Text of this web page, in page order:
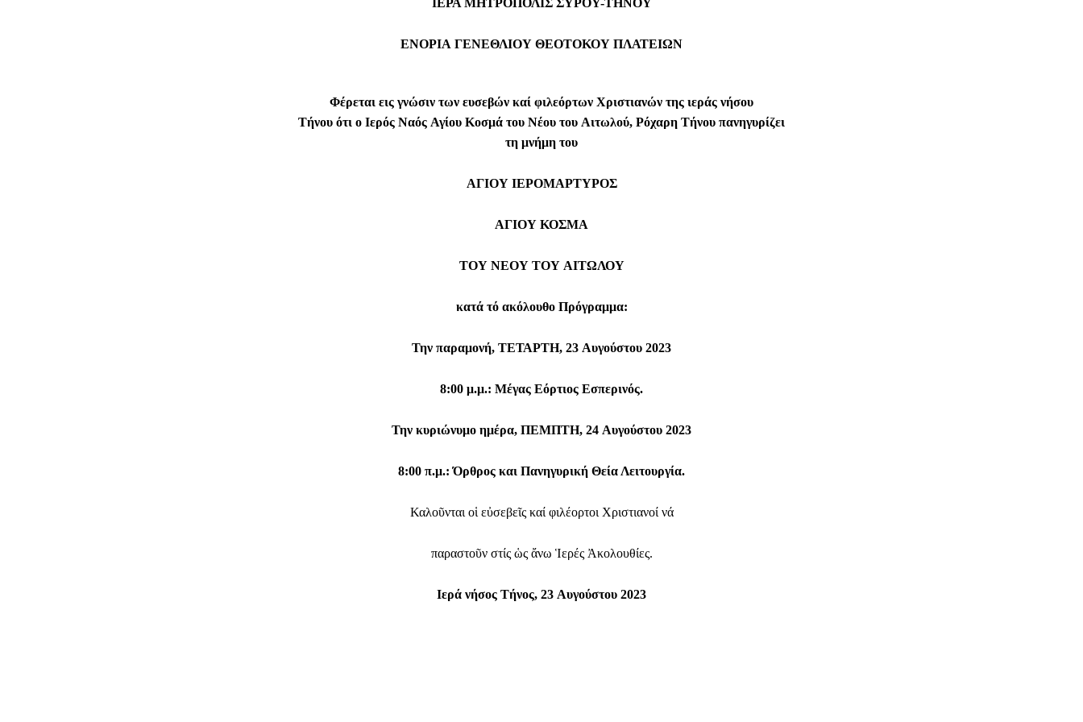
ΕΝΟΡΙΑ ΓΕΝΕΘΛΙΟΥ ΘΕΟΤΟΚΟΥ ΠΛΑΤΕΙΩΝ
Φέρεται εις γνώσιν των ευσεβών καί φιλεόρτων Χριστιανών της ιεράς νήσου
Τήνου ότι ο Ιερός Ναός Αγίου Κοσμά του Νέου του Αιτωλού, Ρόχαρη Τήνου πανηγυρίζει
τη μνήμη του
ΑΓΙΟΥ ΙΕΡΟΜΑΡΤΥΡΟΣ
ΑΓΙΟΥ ΚΟΣΜΑ
ΤΟΥ ΝΕΟΥ ΤΟΥ ΑΙΤΩΛΟΥ
κατά τό ακόλουθο Πρόγραμμα:
Την παραμονή, ΤΕΤΑΡΤΗ, 23 Αυγούστου 2023
8:00 μ.μ.: Μέγας Εόρτιος Εσπερινός.
Την κυριώνυμο ημέρα, ΠΕΜΠΤΗ, 24 Αυγούστου 2023
8:00 π.μ.: Όρθρος και Πανηγυρική Θεία Λειτουργία.
Καλοῦνται οἱ εὐσεβεῖς καί φιλέορτοι Χριστιανοί νά
παραστοῦν στίς ὡς ἄνω Ἱερές Ἀκολουθίες.
Ιερά νήσος Τήνος, 23 Αυγούστου 2023